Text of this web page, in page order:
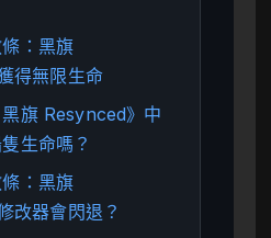
：黑旗
得無限生命
旗 Resynced》中
生命嗎？
：黑旗
改器會閃退？